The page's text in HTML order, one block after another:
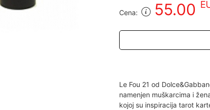
Cena: 55.00
Le Fou 21 od
namenjen muškarcima i
kojoj su inspiracija tarot